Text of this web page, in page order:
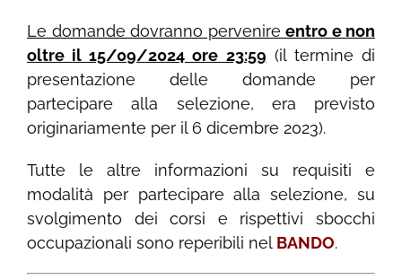
Le domande dovranno pervenire entro e non
oltre il 15/09/2024 ore 23:59 (il termine di
presentazione delle domande per
partecipare alla selezione, era previsto
originariamente per il 6 dicembre 2023).
Tutte le altre informazioni su requisiti e
modalità per partecipare alla selezione, su
svolgimento dei corsi e rispettivi sbocchi
occupazionali sono reperibili nel BANDO.